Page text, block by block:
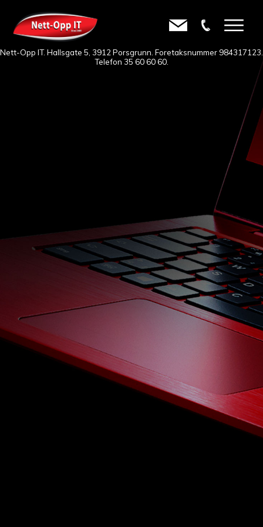
Nett-Opp IT. Hallsgate 5, 3912 Porsgrunn. Foretaksnummer 984317123.
Telefon 35 60 60 60